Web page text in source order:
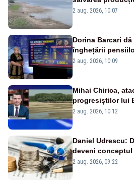
va detona o
2 aug. 2026, 10:07
Dorina Barcari
înghețării
pierdute de
2 aug. 2026, 10:09
Mihai Chirica,
progresiștilor lui
protejăm și
2 aug. 2026, 10:12
Daniel Udrescu:
deveni
viitoare?
2 aug. 2026, 09:22